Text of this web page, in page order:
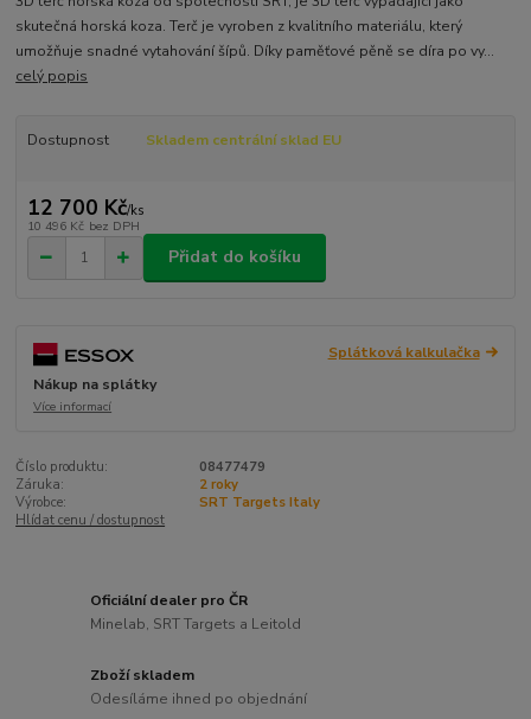
skutečná horská koza. Terč je vyroben z kvalitního materiálu, který
umožňuje snadné vytahování šípů. Díky paměťové pěně se díra po vy...
celý popis
Dostupnost Skladem centrální sklad EU
12 700 Kč/ks
10 496 Kč bez DPH
Přidat do košíku
Splátková kalkulačka
Nákup na splátky
Více informací
Číslo produktu:
08477479
Záruka:
2 roky
Výrobce:
SRT Targets Italy
Hlídat cenu / dostupnost
Oficiální dealer pro ČR
Minelab, SRT Targets a Leitold
Zboží skladem
Odesíláme ihned po objednání